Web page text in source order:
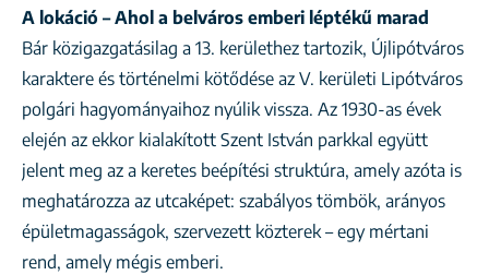
A lokáció – Ahol a belváros emberi léptékű marad
Bár közigazgatásilag a 13. kerülethez tartozik, Újlipótváros
karaktere és történelmi kötődése az V. kerületi Lipótváros
polgári hagyományaihoz nyúlik vissza. Az 1930-as évek
elején az ekkor kialakított Szent István parkkal együtt
jelent meg az a keretes beépítési struktúra, amely azóta is
meghatározza az utcaképet: szabályos tömbök, arányos
épületmagasságok, szervezett közterek – egy mértani
rend, amely mégis emberi.